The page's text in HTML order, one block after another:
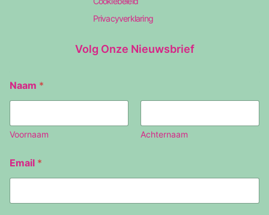
Privacyverklaring
Volg Onze Nieuwsbrief
Naam *
Voornaam Achternaam
m
a
l
Email *